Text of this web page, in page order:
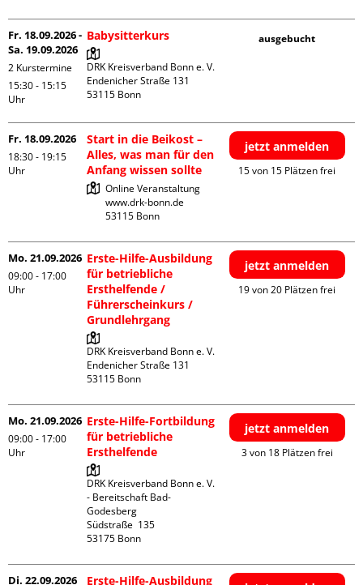
Fr. 18.09.2026 -
Sa. 19.09.2026
2 Kurstermine
15:30 - 15:15
Uhr
Babysitterkurs
DRK Kreisverband Bonn e. V.
Endenicher Straße 131
ausgebucht
Fr. 18.09.2026
18:30 - 19:15
Uhr
Start in die Beikost –
Alles, was man für den
Anfang wissen sollte
Online Veranstaltung
www.drk-bonn.de
jetzt anmelden
15 von 15 Plätzen frei
Mo. 21.09.2026
09:00 - 17:00
Uhr
Erste-Hilfe-Ausbildung
für betriebliche
Ersthelfende /
Führerscheinkurs /
Grundlehrgang
DRK Kreisverband Bonn e. V.
Endenicher Straße 131
jetzt anmelden
19 von 20 Plätzen frei
Mo. 21.09.2026
09:00 - 17:00
Uhr
Erste-Hilfe-Fortbildung
für betriebliche
Ersthelfende
DRK Kreisverband Bonn e. V.
- Bereitschaft Bad-
Godesberg
Südstraße  135
jetzt anmelden
3 von 18 Plätzen frei
Di. 22.09.2026 Erste-Hilfe-Ausbildung